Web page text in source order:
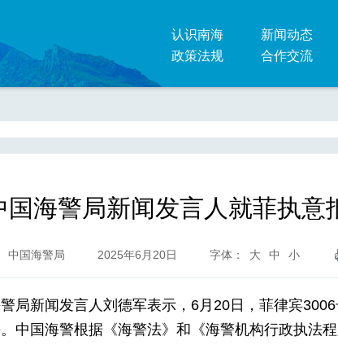
认识南海 新闻动态
政策法规
合作交流
国海警局新闻发言人就菲执
中国海警局 2025年6月20日 字体： 大 中 小
局新闻发言人刘德军表示，6月20日，菲律宾
中国海警根据《海警法》和《海警机构行政执法